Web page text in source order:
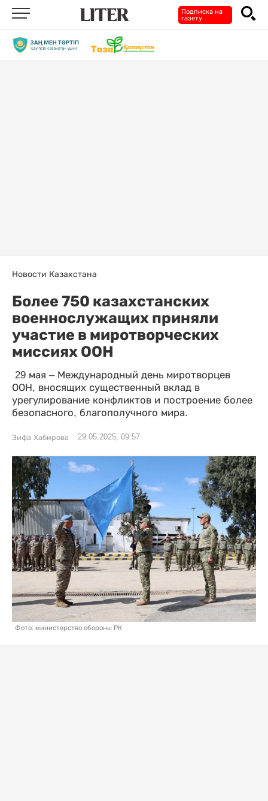
Подписка на
газету
Новости Казахстана
Более 750 казахстанских
военнослужащих приняли
участие в миротворческих
миссиях ООН
29 мая – Международный день миротворцев
ООН, вносящих существенный вклад в
урегулирование конфликтов и построение более
безопасного, благополучного мира.
Зифа Хабирова 29.05.2025, 09:57
Фото: министерство обороны РК